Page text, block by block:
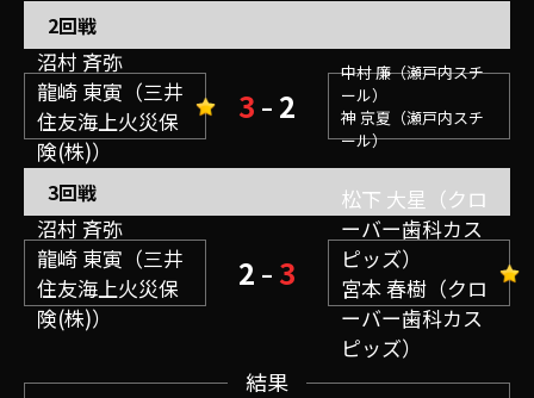
2回戦
沼村 斉弥
龍崎 東寅（三井
住友海上火災保
険(株)）
3 – 2
中村 廉（瀬戸内スチ
ール）
神 京夏（瀬戸内スチ
ール）
3回戦
沼村 斉弥
龍崎 東寅（三井
住友海上火災保
険(株)）
2 – 3
松下 大星（クロ
ーバー歯科カス
ピッズ）
宮本 春樹（クロ
ーバー歯科カス
ピッズ）
結果